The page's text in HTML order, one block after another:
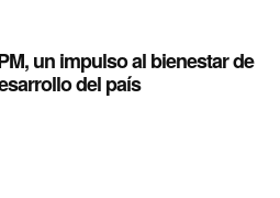
un impulso al bienestar de
del país